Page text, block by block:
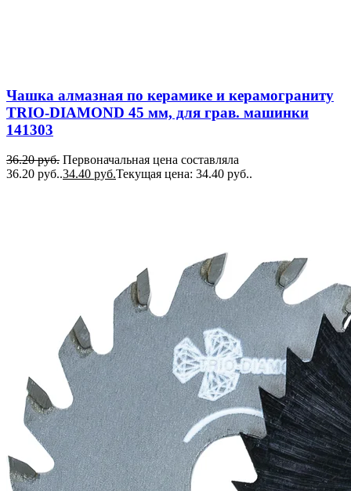
Чашка алмазная по керамике и керамограниту
TRIO-DIAMOND 45 мм, для грав. машинки
141303
36.20руб. Первоначальная цена составляла
36.20 руб..34.40 руб.Текущая цена: 34.40 руб..